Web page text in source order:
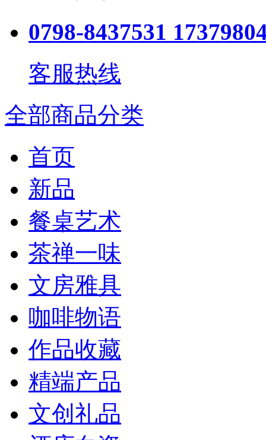
0798-8437531
客服热线
全部商品分类
首页
新品
餐桌艺术
茶禅一味
文房雅具
咖啡物语
作品收藏
精端产品
文创礼品